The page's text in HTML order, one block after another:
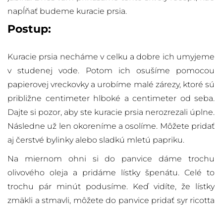
napĺňať budeme kuracie prsia.
Postup:
Kuracie prsia necháme v celku a dobre ich umyjeme
v studenej vode. Potom ich osušíme pomocou
papierovej vreckovky a urobíme malé zárezy, ktoré sú
približne centimeter hlboké a centimeter od seba.
Dajte si pozor, aby ste kuracie prsia nerozrezali úplne.
Následne už len okoreníme a osolíme. Môžete pridať
aj čerstvé bylinky alebo sladkú mletú papriku.
Na miernom ohni si do panvice dáme trochu
olivového oleja a pridáme lístky špenátu. Celé to
trochu pár minút podusíme. Keď vidíte, že lístky
zmäkli a stmavli, môžete do panvice pridať syr ricotta